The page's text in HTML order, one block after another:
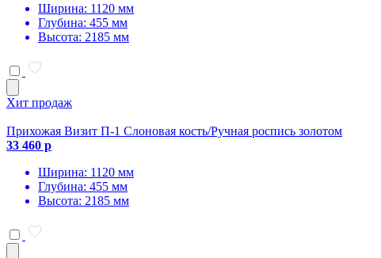
Ширина: 1120 мм
Глубина: 455 мм
Высота: 2185 мм
Хит продаж
Прихожая Визит П-1 Слоновая кость/Ручная роспись золотом
33 460 р
Ширина: 1120 мм
Глубина: 455 мм
Высота: 2185 мм